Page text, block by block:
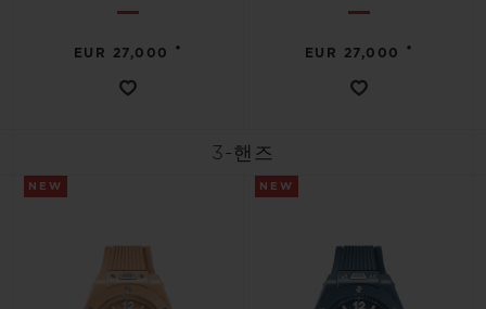
EUR 27,000 • EUR 27,000 •
3-핸즈
NEW NEW